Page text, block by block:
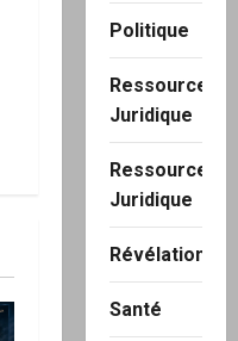
Politique
Ressource
Juridique
Ressource
Juridique
Révélation
Santé